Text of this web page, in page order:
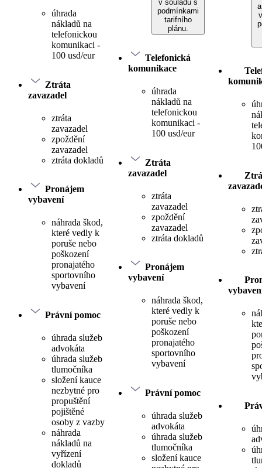
úhrada
nákladů na
telefonickou
komunikaci -
100 usd/eur
Ztráta
zavazadel
ztráta
zavazadel
zpoždění
zavazadel
ztráta dokladů
Pronájem
vybavení
náhrada škod,
které vedly k
poruše nebo
poškození
pronajatého
sportovního
vybavení
Právní pomoc
úhrada služeb
advokáta
úhrada služeb
tlumočníka
složení kauce
nezbytné pro
propuštění
pojištěné
osoby z vazby
náhrada
nákladů na
vyřízení
dokladů
v souladu s
podmínkami
tarifního
plánu.
Telefonická
komunikace
úhrada
nákladů na
telefonickou
komunikaci -
100 usd/eur
Ztráta
zavazadel
ztráta
zavazadel
zpoždění
zavazadel
ztráta dokladů
Pronájem
vybavení
náhrada škod,
které vedly k
poruše nebo
poškození
pronajatého
sportovního
vybavení
Právní pomoc
úhrada služeb
advokáta
úhrada služeb
tlumočníka
složení kauce